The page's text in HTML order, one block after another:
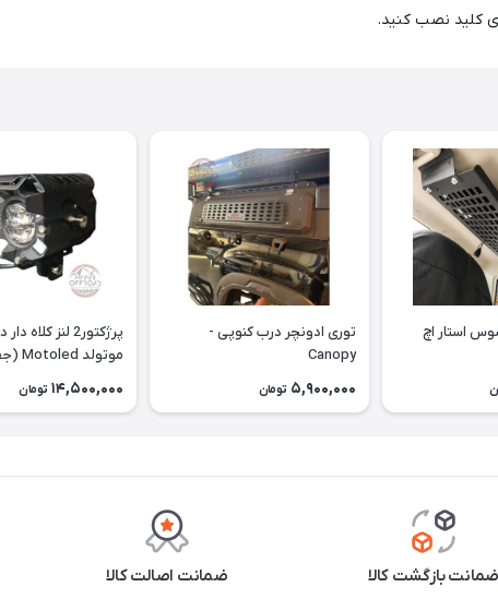
کلید نصب کنید.
استار اچ
توری ادونچر درب کنوپی -
Canopy
5,900,000 تومان
پرژکتور2 لنز
موتولد Motoled (جفتی)
14,500,000 تومان
ضمانت بازگشت کالا ضمانت اصالت کالا